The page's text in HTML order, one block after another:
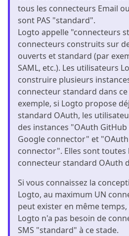
tous les connecteurs Email
sont PAS "standard".
Logto appelle "connecteurs
connecteurs construits sur
ouverts et standard (par
SAML, etc.). Les utilisateurs
construire plusieurs
connecteur standard dans
exemple, si Logto propose
standard OAuth, les
des instances "OAuth
Google connector" et
connector". Elles sont toutes
connecteur standard OAuth
Si vous connaissez la
Logto, au maximum UN
peut exister en même
Logto n'a pas besoin de
SMS "standard" à ce stade.